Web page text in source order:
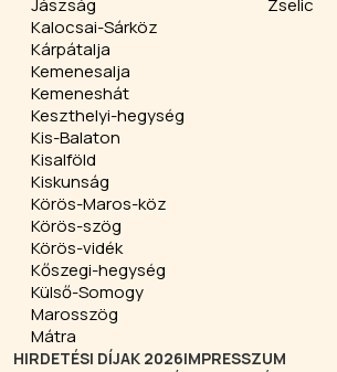
Jászság
Kalocsai-Sárköz
Kárpátalja
Kemenesalja
Kemeneshát
Keszthelyi-hegység
Kis-Balaton
Kisalföld
Kiskunság
Körös-Maros-köz
Körös-szög
Körös-vidék
Kőszegi-hegység
Külső-Somogy
Marosszög
Mátra
Zselic
HIRDETÉSI DÍJAK 2026IMPRESSZUM